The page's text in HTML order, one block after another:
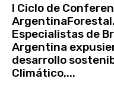
I Ciclo de
Especialistas de
Argentina
desarrollo
Climático,...